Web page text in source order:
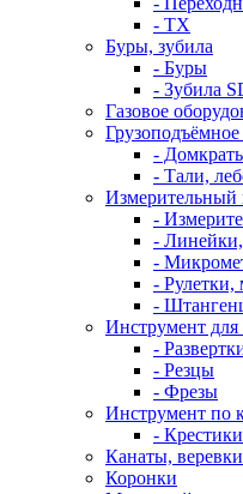
- ТX
Буры, зубила
- Буры
- Зубила
Газовое
-
- Тали,
Измерительный
-
-
-
-
-
Инструмент для
-
- Резцы
- Фрезы
Инструмент по
-
Канаты, веревки
Коронки